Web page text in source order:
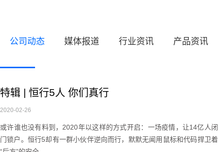
公司动态 媒体报道 行业资讯 产品资讯
特辑 | 恒行5人 你们真行
2020-02-26
或许谁也没有料到，2020年以这样的方式开启：一场疫情，让14亿人闭
门锁户。恒行5却有一群小伙伴逆向而行，默默无闻用鼠标和代码捍卫着